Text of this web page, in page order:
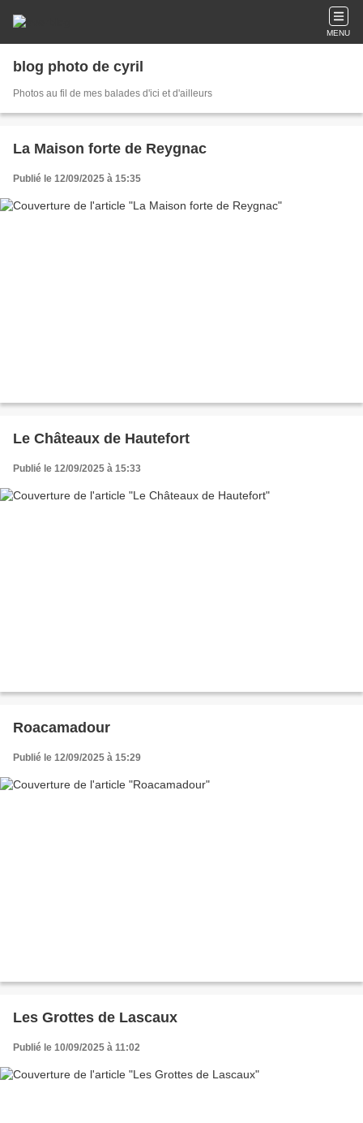
MENU
blog photo de cyril
Photos au fil de mes balades d'ici et d'ailleurs
La Maison forte de Reygnac
Publié le 12/09/2025 à 15:35
Le Châteaux de Hautefort
Publié le 12/09/2025 à 15:33
Roacamadour
Publié le 12/09/2025 à 15:29
Les Grottes de Lascaux
Publié le 10/09/2025 à 11:02